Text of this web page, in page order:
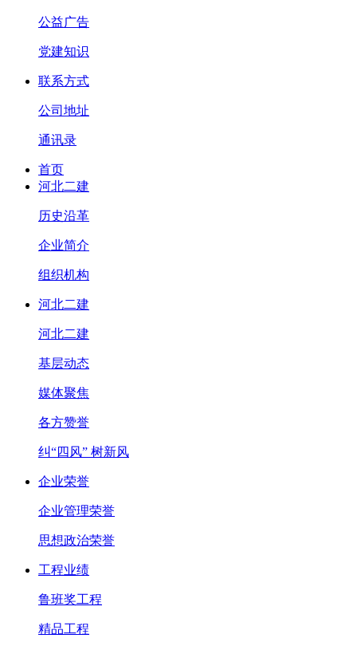
公益广告
党建知识
联系方式
公司地址
通讯录
首页
河北二建
历史沿革
企业简介
组织机构
河北二建
河北二建
基层动态
媒体聚焦
各方赞誉
纠“四风” 树新风
企业荣誉
企业管理荣誉
思想政治荣誉
工程业绩
鲁班奖工程
精品工程